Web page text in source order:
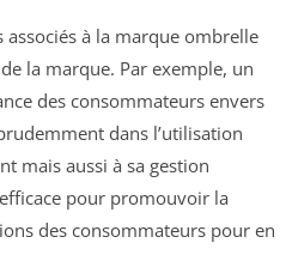
associés à la marque ombrelle
la marque. Par exemple, un
des consommateurs envers
dans l’utilisation
mais aussi à sa gestion
pour promouvoir la
des consommateurs pour en